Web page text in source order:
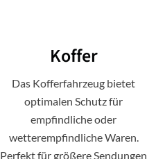
Koffer
Das Kofferfahrzeug bietet
optimalen Schutz für
empfindliche oder
wetterempfindliche Waren.
Perfekt für größere Sendungen